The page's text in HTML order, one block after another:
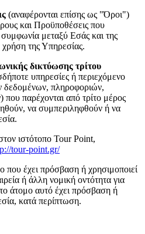
(αναφέρονται επίσης ως "Όροι")
και Προϋποθέσεις που
μεταξύ Εσάς και της
χρήση της Υπηρεσίας.
δικτύωσης τρίτου
υπηρεσίες ή περιεχόμενο
δεδομένων, πληροφοριών,
παρέχονται από τρίτο μέρος
να συμπεριληφθούν ή να
ιστότοπο Tour Point,
tour-point.gr/
που έχει πρόσβαση ή χρησιμοποιεί
ή άλλη νομική οντότητα για
άτομο αυτό έχει πρόσβαση ή
κατά περίπτωση.